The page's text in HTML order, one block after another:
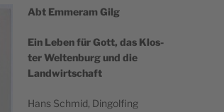
Abt Emmer­am Gilg
Ein Leben für Gott, das Klos­
ter Wel­ten­burg und die
Landwirtschaft
Hans Schmid, Din­gol­fing